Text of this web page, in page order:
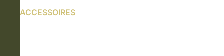
ACCESSOIRES